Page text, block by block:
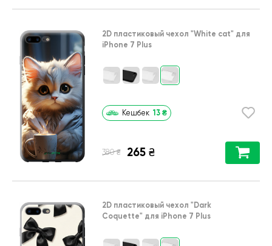
2D пластиковый чехол "White cat" для
iPhone 7 Plus
Кешбек 13 ₴
380 ₴ 265 ₴
2D пластиковый чехол "Dark
Coquette" для iPhone 7 Plus